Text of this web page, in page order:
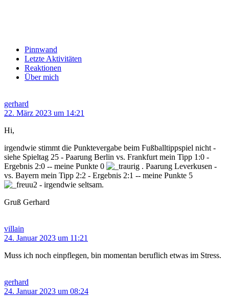
Pinnwand
Letzte Aktivitäten
Reaktionen
Über mich
gerhard
22. März 2023 um 14:21
Hi,
irgendwie stimmt die Punktevergabe beim Fußballtippspiel nicht -
siehe Spieltag 25 - Paarung Berlin vs. Frankfurt mein Tipp 1:0 -
Ergebnis 2:0 -- meine Punkte 0
. Paarung Leverkusen -
vs. Bayern mein Tipp 2:2 - Ergebnis 2:1 -- meine Punkte 5
- irgendwie seltsam.
Gruß Gerhard
villain
24. Januar 2023 um 11:21
Muss ich noch einpflegen, bin momentan beruflich etwas im Stress.
gerhard
24. Januar 2023 um 08:24